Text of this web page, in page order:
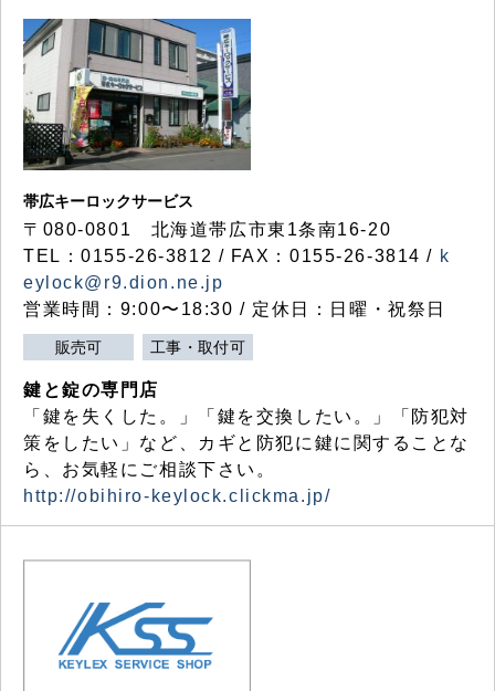
帯広キーロックサービス
〒080-0801 北海道帯広市東1条南16-20
TEL：0155-26-3812 / FAX：0155-26-3814 / k
eylock@r9.dion.ne.jp
営業時間：9:00〜18:30 / 定休日：日曜・祝祭日
販売可 工事・取付可
鍵と錠の専門店
「鍵を失くした。」「鍵を交換したい。」「防犯対
策をしたい」など、カギと防犯に鍵に関することな
ら、お気軽にご相談下さい。
http://obihiro-keylock.clickma.jp/